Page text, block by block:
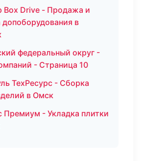
Box Drive - Продажа и
допоборудования в
федеральный округ -
- Страница 10
ТехРесурс - Сборка
в Омск
Премиум - Укладка плитки